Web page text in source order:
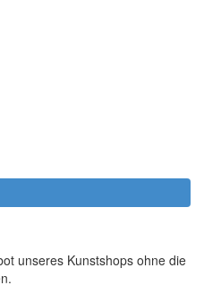
unseres Kunstshops ohne die